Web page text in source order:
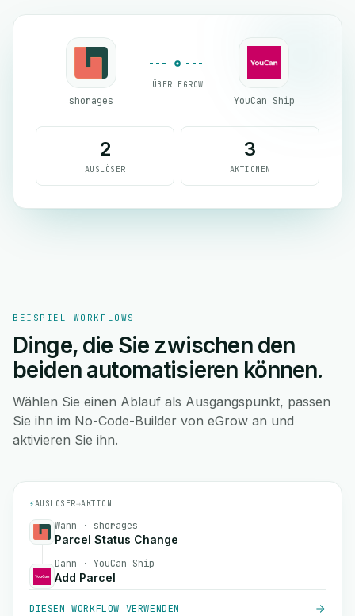
shorages
ÜBER EGROW
YouCan Ship
2
AUSLÖSER
3
AKTIONEN
BEISPIEL-WORKFLOWS
Dinge, die Sie zwischen den
beiden automatisieren können.
Wählen Sie einen Ablauf als Ausgangspunkt, passen
Sie ihn im No-Code-Builder von eGrow an und
aktivieren Sie ihn.
⚡AUSLÖSER→AKTION
Wann · shorages
Parcel Status Change
Dann · YouCan Ship
Add Parcel
DIESEN WORKFLOW VERWENDEN